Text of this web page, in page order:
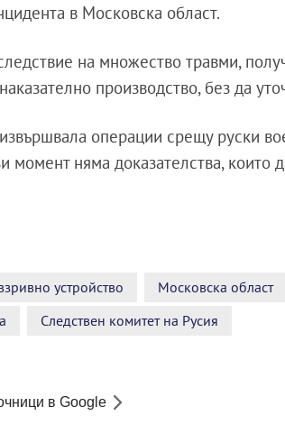
в Московска област.
на множество травми,
производство, без да
операции срещу руски
момент няма доказателства, които
устройство Московска област
Следствен комитет на Русия
в Google